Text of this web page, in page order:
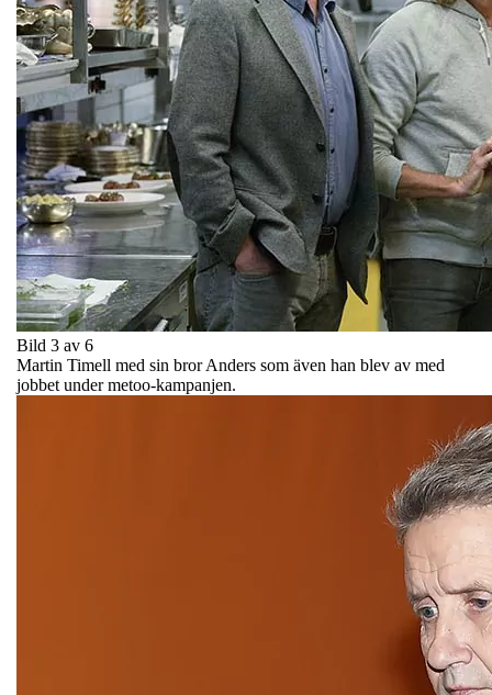
Bild 3 av 6
Martin Timell med sin bror Anders som även han blev av med
jobbet under metoo-kampanjen.